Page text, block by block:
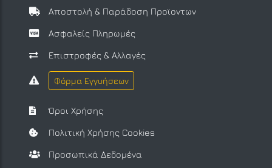
Αποστολή & Παράδοση Προϊοντων
Ασφαλείς Πληρωμές
Επιστροφές & Αλλαγές
Φόρμα Εγγυήσεων
Όροι Χρήσης
Πολιτική Χρήσης Cookies
Προσωπικά Δεδομένα